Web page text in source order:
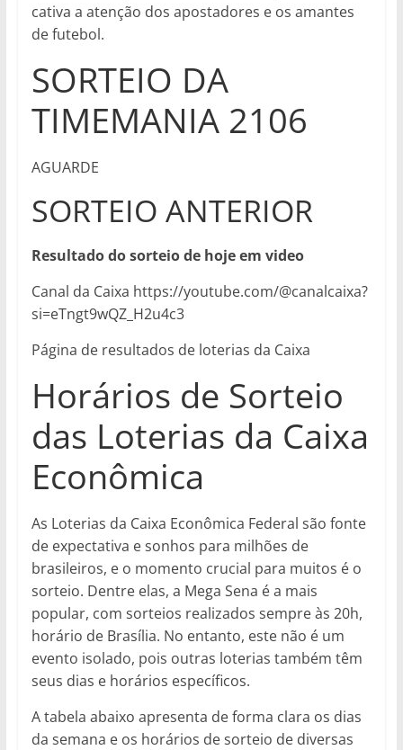
cativa a atenção dos apostadores e os amantes
de futebol.
SORTEIO DA
TIMEMANIA 2106
AGUARDE
SORTEIO ANTERIOR
Resultado do sorteio de hoje em video
Canal da Caixa https://youtube.com/@canalcaixa?
si=eTngt9wQZ_H2u4c3
Página de resultados de loterias da Caixa
Horários de Sorteio
das Loterias da Caixa
Econômica
As Loterias da Caixa Econômica Federal são fonte
de expectativa e sonhos para milhões de
brasileiros, e o momento crucial para muitos é o
sorteio. Dentre elas, a Mega Sena é a mais
popular, com sorteios realizados sempre às 20h,
horário de Brasília. No entanto, este não é um
evento isolado, pois outras loterias também têm
seus dias e horários específicos.
A tabela abaixo apresenta de forma clara os dias
da semana e os horários de sorteio de diversas